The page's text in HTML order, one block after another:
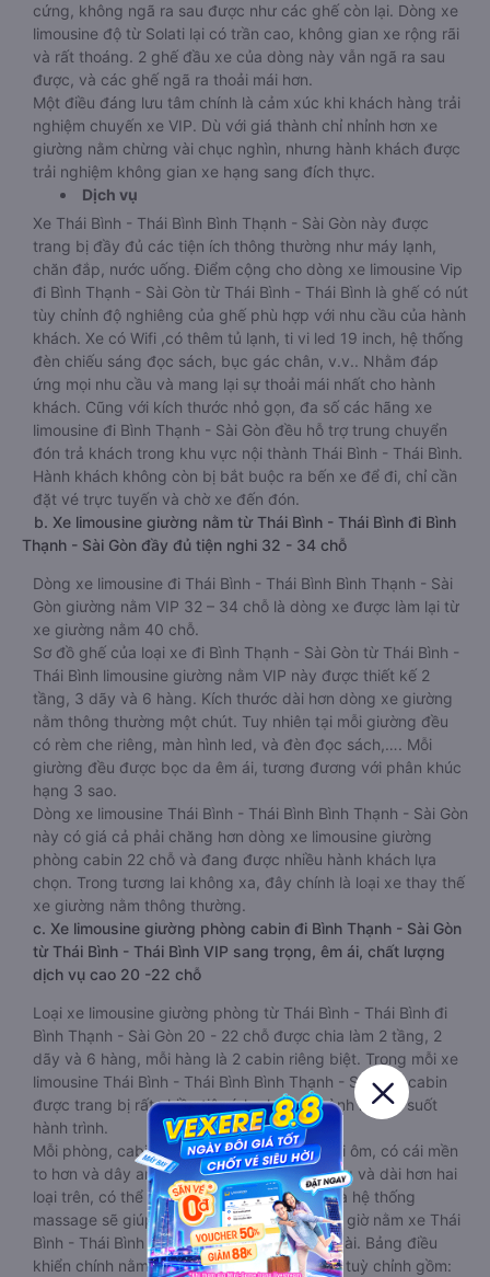
cứng, không ngã ra sau được như các ghế còn lại. Dòng xe
limousine độ từ Solati lại có trần cao, không gian xe rộng rãi
và rất thoáng. 2 ghế đầu xe của dòng này vẫn ngã ra sau
được, và các ghế ngã ra thoải mái hơn.
Một điều đáng lưu tâm chính là cảm xúc khi khách hàng trải
nghiệm chuyến xe VIP. Dù với giá thành chỉ nhỉnh hơn xe
giường nằm chừng vài chục nghìn, nhưng hành khách được
trải nghiệm không gian xe hạng sang đích thực.
Dịch vụ
Xe Thái Bình - Thái Bình Bình Thạnh - Sài Gòn này được
trang bị đầy đủ các tiện ích thông thường như máy lạnh,
chăn đắp, nước uống. Điểm cộng cho dòng xe limousine Vip
đi Bình Thạnh - Sài Gòn từ Thái Bình - Thái Bình là ghế có nút
tùy chỉnh độ nghiêng của ghế phù hợp với nhu cầu của hành
khách. Xe có Wifi ,có thêm tủ lạnh, ti vi led 19 inch, hệ thống
đèn chiếu sáng đọc sách, bục gác chân, v.v.. Nhằm đáp
ứng mọi nhu cầu và mang lại sự thoải mái nhất cho hành
khách. Cũng với kích thước nhỏ gọn, đa số các hãng xe
limousine đi Bình Thạnh - Sài Gòn đều hỗ trợ trung chuyển
đón trả khách trong khu vực nội thành Thái Bình - Thái Bình.
Hành khách không còn bị bắt buộc ra bến xe để đi, chỉ cần
đặt vé trực tuyến và chờ xe đến đón.
b. Xe limousine giường nằm từ Thái Bình - Thái Bình đi Bình
Thạnh - Sài Gòn đầy đủ tiện nghi 32 - 34 chỗ
Dòng xe limousine đi Thái Bình - Thái Bình Bình Thạnh - Sài
Gòn giường nằm VIP 32 – 34 chỗ là dòng xe được làm lại từ
xe giường nằm 40 chỗ.
Sơ đồ ghế của loại xe đi Bình Thạnh - Sài Gòn từ Thái Bình -
Thái Bình limousine giường nằm VIP này được thiết kế 2
tầng, 3 dãy và 6 hàng. Kích thước dài hơn dòng xe giường
nằm thông thường một chút. Tuy nhiên tại mỗi giường đều
có rèm che riêng, màn hình led, và đèn đọc sách,…. Mỗi
giường đều được bọc da êm ái, tương đương với phân khúc
hạng 3 sao.
Dòng xe limousine Thái Bình - Thái Bình Bình Thạnh - Sài Gòn
này có giá cả phải chăng hơn dòng xe limousine giường
phòng cabin 22 chỗ và đang được nhiều hành khách lựa
chọn. Trong tương lai không xa, đây chính là loại xe thay thế
xe giường nằm thông thường.
c. Xe limousine giường phòng cabin đi Bình Thạnh - Sài Gòn
từ Thái Bình - Thái Bình VIP sang trọng, êm ái, chất lượng
dịch vụ cao 20 -22 chỗ
Loại xe limousine giường phòng từ Thái Bình - Thái Bình đi
Bình Thạnh - Sài Gòn 20 - 22 chỗ được chia làm 2 tầng, 2
dãy và 6 hàng, mỗi hàng là 2 cabin riêng biệt. Trong mỗi xe
limousine Thái Bình - Thái Bình Bình Thạnh - Sài Gòn cabin
được trang bị rất nhiều tiện ích phục vụ hành khách suốt
hành trình.
Mỗi phòng, cabin đều có gối nằm rời, có gối ôm, có cái mền
to hơn và dây an toàn seat belt. Giường rộng và dài hơn hai
loại trên, có thể lăn lộn thoải mái. Đặc biệt là hệ thống
massage sẽ giúp bạn thư giãn trong những giờ nằm xe Thái
Bình - Thái Bình đến Bình Thạnh - Sài Gòn dài. Bảng điều
khiển chính nằm ngay cạnh đầu để tiện tay tuỳ chỉnh gồm: